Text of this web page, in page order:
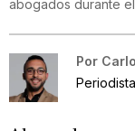
abogados durante
Por
Periodista